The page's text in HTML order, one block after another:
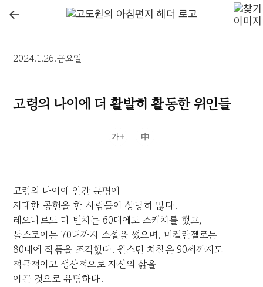
←
2024.1.26.금요일
고령의 나이에 더 활발히 활동한 위인들
고령의 나이에 인간 문명에
지대한 공헌을 한 사람들이 상당히 많다.
레오나르도 다 빈치는 60대에도 스케치를 했고,
톨스토이는 70대까지 소설을 썼으며, 미켈란젤로는
80대에 작품을 조각했다. 윈스턴 처칠은 90세까지도
적극적이고 생산적으로 자신의 삶을
이끈 것으로 유명하다.